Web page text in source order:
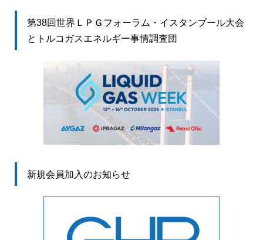
第38回世界ＬＰＧフォーラム・イスタンブール大会
とトルコガスエネルギー事情調査団
新規会員加入のお知らせ